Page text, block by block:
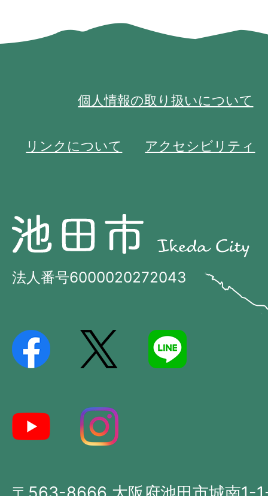
個人情報の取り扱いについて
リンクについて アクセシビリティ
池
田
市
法人番号6000020272043
田
市
の